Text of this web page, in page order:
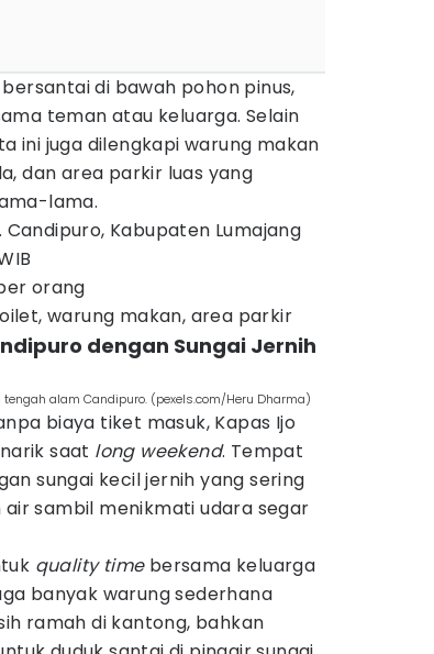
di bawah pohon pinus,
teman atau keluarga. Selain
ini juga dilengkapi warung makan
dan area parkir luas yang
lama.
Candipuro, Kabupaten Lumajang
orang
warung makan, area parkir
dengan Sungai Jernih
alam Candipuro. (pexels.com/Heru Dharma)
biaya tiket masuk, Kapas Ijo
saat long weekend. Tempat
sungai kecil jernih yang sering
sambil menikmati udara segar
quality timebersama keluarga
banyak warung sederhana
ramah di kantong, bahkan